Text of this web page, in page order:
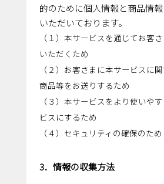
的のために個人情報と商品情
いただいております。
（１）本サービスを通じてお客
いただくため
（２）お客さまに本サービスに関
商品等をお送りするため
（３）本サービスをより使いや
ビスにするため
（４）セキュリティの確保のため
3．情報の収集方法